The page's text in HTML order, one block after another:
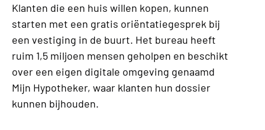
Klanten die een huis willen kopen, kunnen
starten met een gratis oriëntatiegesprek bij
een vestiging in de buurt. Het bureau heeft
ruim 1,5 miljoen mensen geholpen en beschikt
over een eigen digitale omgeving genaamd
Mijn Hypotheker, waar klanten hun dossier
kunnen bijhouden.